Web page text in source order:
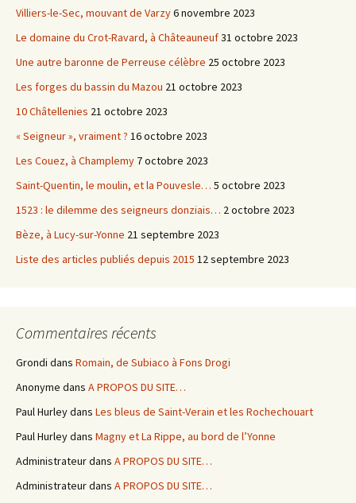
Villiers-le-Sec, mouvant de Varzy6 novembre 2023
Le domaine du Crot-Ravard, à Châteauneuf31 octobre 2023
Une autre baronne de Perreuse célèbre 25 octobre 2023
Les forges du bassin du Mazou 21 octobre 2023
10 Châtellenies 21 octobre 2023
« Seigneur », vraiment ? 16 octobre 2023
Les Couez, à Champlemy 7 octobre 2023
Saint-Quentin, le moulin, et la Pouvesle… 5 octobre 2023
1523 : le dilemme des seigneurs donziais… 2 octobre 2023
Bèze, à Lucy-sur-Yonne 21 septembre 2023
Liste des articles publiés depuis 2015 12 septembre 2023
Commentaires récents
Grondi dans Romain, de Subiaco à Fons Drogi
Anonyme dans A PROPOS DU SITE…
Paul Hurleydans Les bleus de Saint-Verain et les Rochechouart
Paul Hurleydans Magny et La Rippe, au bord de l’Yonne
Administrateurdans A PROPOS DU SITE…
Administrateurdans A PROPOS DU SITE…